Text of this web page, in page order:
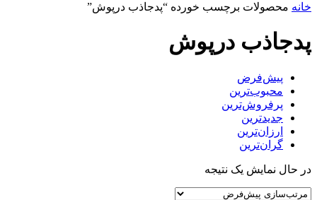
خانه محصولات برچسب خورده “پدجاذب درپوش”
پدجاذب درپوش
پیش‌فرض
محبوب‌ترین
پرفروش‌ترین
جدیدترین
ارزان‌ترین
گران‌ترین
در حال نمایش یک نتیجه